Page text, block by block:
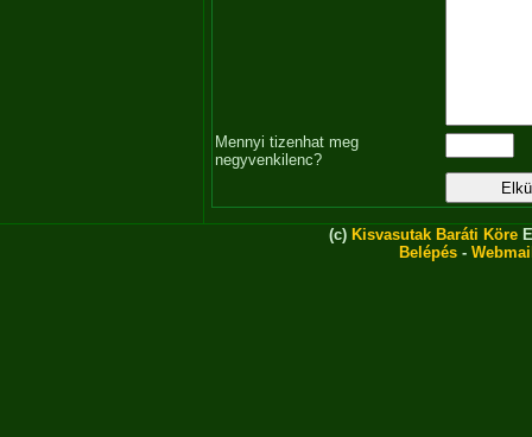
Mennyi tizenhat meg
negyvenkilenc?
(c) Kisvasutak Baráti Köre
Belépés -